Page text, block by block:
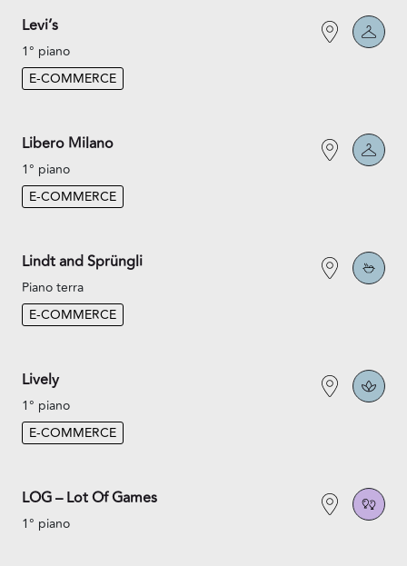
Levi’s
1° piano
E-COMMERCE
Libero Milano
1° piano
E-COMMERCE
Lindt and Sprüngli
Piano terra
E-COMMERCE
Lively
1° piano
E-COMMERCE
LOG – Lot Of Games
1° piano